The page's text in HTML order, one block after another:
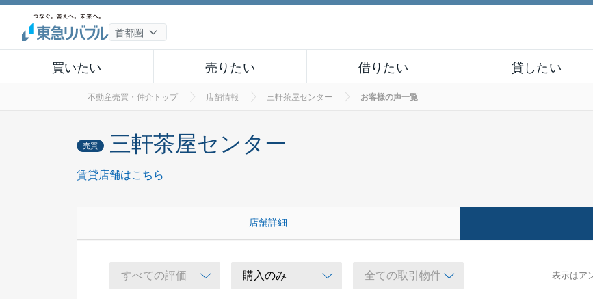
買いたい 売りたい 借りたい 貸したい
不動産売買・仲介トップ 店舗情報 三軒茶屋センター お客様の声一覧
売買 三軒茶屋センター
賃貸店舗はこちら
店舗詳細
表示はア